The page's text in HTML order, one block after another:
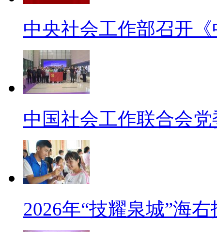
中央社会工作部召开
中国社会工作联合会
2026年“技耀泉城”海